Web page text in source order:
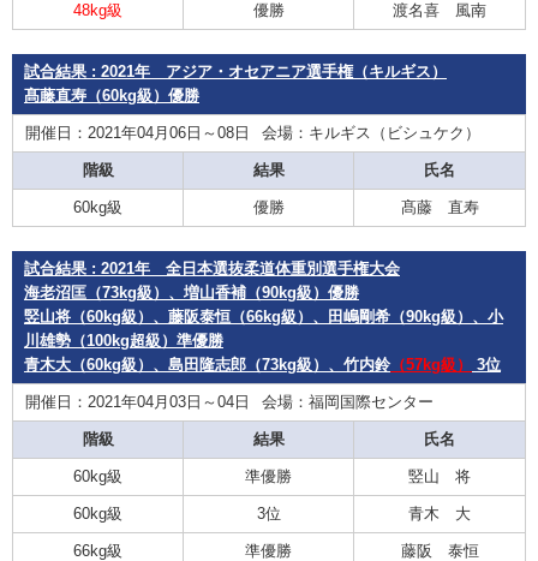
48kg級 優勝 渡名喜 風南
試合結果 : 2021年 アジア・オセアニア選手権（キルギス）
髙藤直寿（60kg級）優勝
開催日：2021年04月06日～08日 会場：キルギス（ビシュケク）
階級 結果 氏名
60kg級 優勝 髙藤 直寿
試合結果 : 2021年 全日本選抜柔道体重別選手権大会
海老沼匡（73kg級）、増山香補（90kg級）優勝
竪山将（60kg級）、藤阪泰恒（66kg級）、田嶋剛希（90kg級）、小
川雄勢（100kg超級）準優勝
青木大（60kg級）、島田隆志郎（73kg級）、竹内鈴（57kg級） 3位
開催日：2021年04月03日～04日 会場：福岡国際センター
階級 結果 氏名
60kg級 準優勝 竪山 将
60kg級 3位 青木 大
66kg級 準優勝 藤阪 泰恒